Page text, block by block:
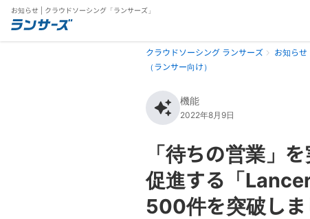
お知らせ | クラウドソーシング「ランサーズ」
クラウドソーシング ランサーズ お知らせ
（ランサー向け）
機能
2022年8月9日
「待ちの営業」
促進する「
500件を突破しま